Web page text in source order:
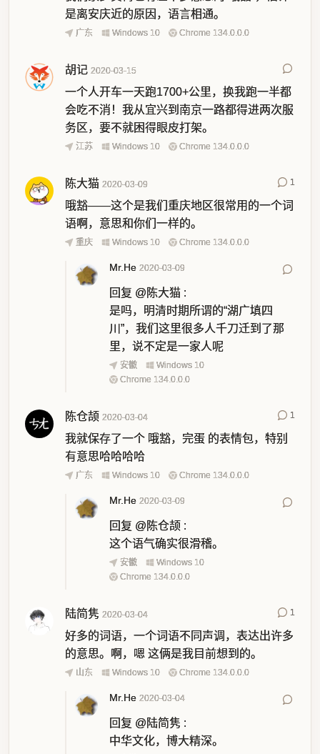
是离安庆近的原因，语言相通。
广东 Windows 10 Chrome 134.0.0.0
胡记 2020-03-15
一个人开车一天跑1700+公里，换我跑一半都
会吃不消！我从宜兴到南京一路都得进两次服
务区，要不就困得眼皮打架。
江苏 Windows 10 Chrome 134.0.0.0
陈大猫 2020-03-09 1
哦豁——这个是我们重庆地区很常用的一个词
语啊，意思和你们一样的。
重庆 Windows 10 Chrome 134.0.0.0
Mr.He 2020-03-09
回复 @陈大猫 :
是吗，明清时期所谓的“湖广填四
川”，我们这里很多人千刀迁到了那
里，说不定是一家人呢
安徽
Windows 10
Chrome 134.0.0.0
陈仓颉 2020-03-04 1
我就保存了一个 哦豁，完蛋 的表情包，特别
有意思哈哈哈哈
广东 Windows 10 Chrome 134.0.0.0
Mr.He 2020-03-09
回复 @陈仓颉 :
这个语气确实很滑稽。
安徽
Windows 10
Chrome 134.0.0.0
陆简隽 2020-03-04 1
好多的词语，一个词语不同声调，表达出许多
的意思。啊，嗯 这俩是我目前想到的。
山东 Windows 10 Chrome 134.0.0.0
Mr.He 2020-03-04
回复 @陆简隽 :
中华文化，博大精深。